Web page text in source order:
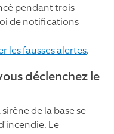
pendant trois
de notifications
les fausses alertes.
déclenchez le
sirène de la base se
Le